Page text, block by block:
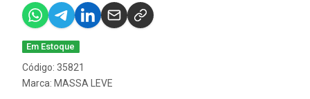
Em Estoque
Código: 35821
Marca: MASSA LEVE